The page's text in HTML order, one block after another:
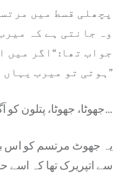
پچھلی قسط میں
وہ جانتی ہے کہ
جواب تھا: “اگر میں
ہوتی تو میرب یہاں ہوتی۔”
جھوٹا، جھوٹا، پتلون کو آگ…
یہ جھوٹ مرتسم کو اس
سے اتپریرک تھا کہ اسے